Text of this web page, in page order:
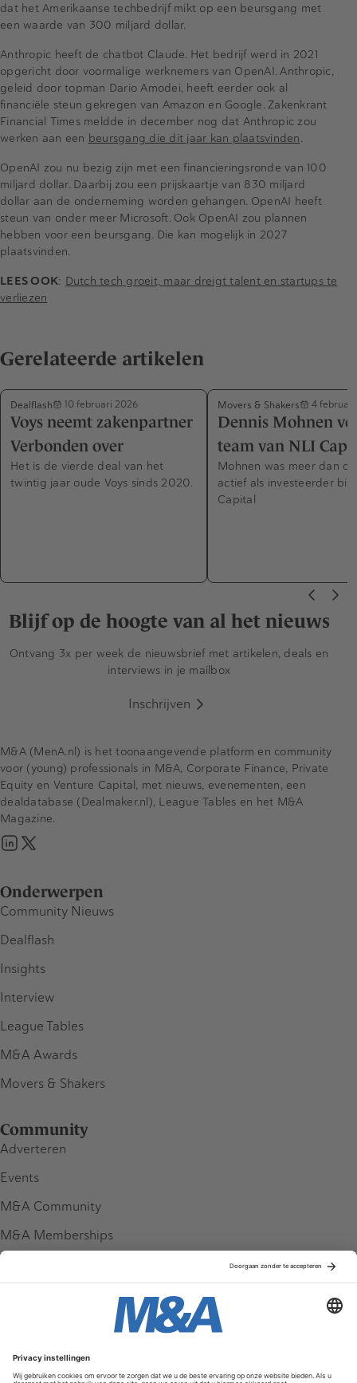
dat het Amerikaanse techbedrijf mikt op een beursgang met
een waarde van 300 miljard dollar.
Anthropic heeft de chatbot Claude. Het bedrijf werd in 2021
opgericht door voormalige werknemers van OpenAI. Anthropic,
geleid door topman Dario Amodei, heeft eerder ook al
financiële steun gekregen van Amazon en Google. Zakenkrant
Financial Times meldde in december nog dat Anthropic zou
werken aan een beursgang die dit jaar kan plaatsvinden.
OpenAI zou nu bezig zijn met een financieringsronde van 100
miljard dollar. Daarbij zou een prijskaartje van 830 miljard
dollar aan de onderneming worden gehangen. OpenAI heeft
steun van onder meer Microsoft. Ook OpenAI zou plannen
hebben voor een beursgang. Die kan mogelijk in 2027
plaatsvinden.
LEES OOK: Dutch tech groeit, maar dreigt talent en startups te
verliezen
Gerelateerde artikelen
Dealflash 10 februari 2026
Voys neemt zakenpartner
Verbonden over
Het is de vierde deal van het
twintig jaar oude Voys sinds 2020.
Movers & Shakers 4
Dennis Mohnen
team van NLI
Mohnen was meer dan
actief als investeerder bij
Capital
Blijf op de hoogte van al het nieuws
Ontvang 3x per week de nieuwsbrief met artikelen, deals en
interviews in je mailbox
Inschrijven
Onderwerpen
Community Nieuws
Dealflash
Insights
Interview
League Tables
M&A Awards
Movers & Shakers
Community
Adverteren
Events
M&A Community
M&A Memberships
Service & Contact
M&A (MenA.nl) is het toonaangevende platform en community
voor (young) professionals in M&A, Corporate Finance, Private
Equity en Venture Capital, met nieuws, evenementen, een
dealdatabase (Dealmaker.nl), League Tables en het M&A
Magazine.